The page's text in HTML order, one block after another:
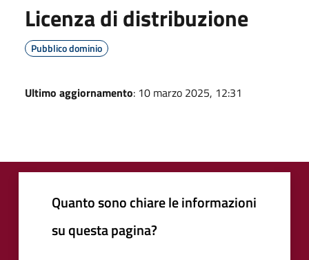
Licenza di distribuzione
Pubblico dominio
Ultimo aggiornamento: 10 marzo 2025, 12:31
Quanto sono chiare le informazioni
su questa pagina?